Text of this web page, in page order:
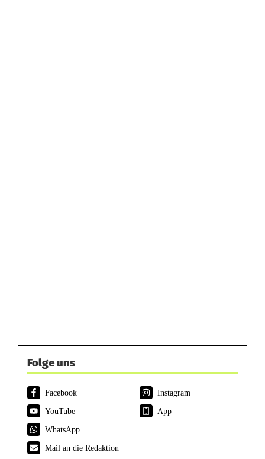
Folge uns
Facebook
Instagram
YouTube
App
WhatsApp
Mail an die Redaktion